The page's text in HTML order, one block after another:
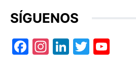
SÍGUENOS
Facebook
Instagram
LinkedIn
Twitter